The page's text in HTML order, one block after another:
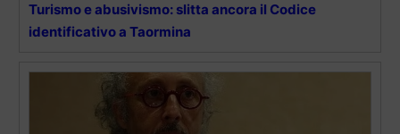
Turismo e abusivismo: slitta ancora il Codice
identificativo a Taormina